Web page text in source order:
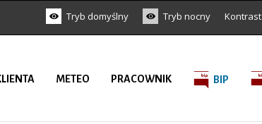
Tryb domyślny Tryb nocny Kontrast
METEO PRACOWNIK BIP